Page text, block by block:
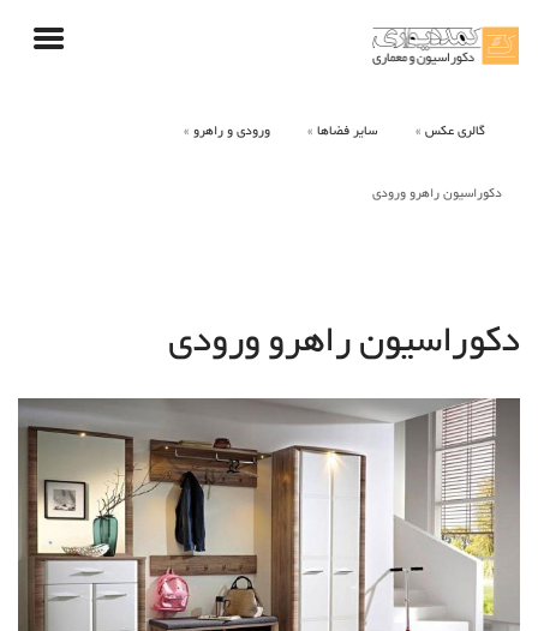
گالری عکس سایر فضاها ورودی و راهرو
دکوراسیون راهرو ورودی
دکوراسیون راهرو ورودی